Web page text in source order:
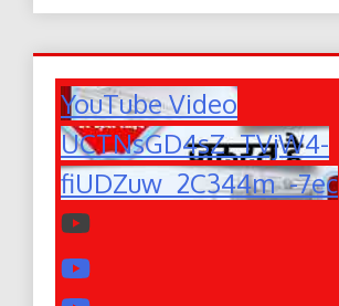
YouTube Video
UCTNsGD4sZ_TVjW4-
fiUDZuw_2C344m_-7ec